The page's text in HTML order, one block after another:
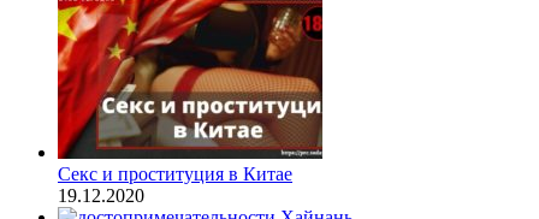
Секс и проституция в Китае
19.12.2020